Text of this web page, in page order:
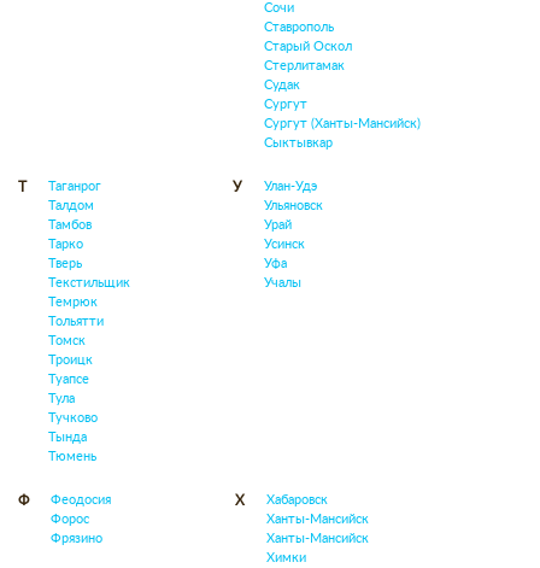
Сочи
Ставрополь
Старый Оскол
Стерлитамак
Судак
Сургут
Сургут (Ханты-Мансийск)
Сыктывкар
Таганрог
Талдом
Тамбов
Тарко
Тверь
Текстильщик
Темрюк
Тольятти
Томск
Троицк
Туапсе
Тула
Тучково
Тында
Тюмень
У
Улан-Удэ
Ульяновск
Урай
Усинск
Уфа
Учалы
Ф
Феодосия
Форос
Фрязино
Х
Хабаровск
Ханты-Мансийск
Ханты-Мансийск
Химки